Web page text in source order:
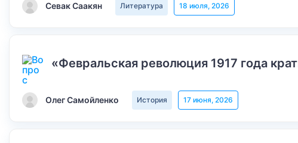
Севак Саакян Литература 18 июля, 2026
«Февральская революция 1917 года
Олег Самойленко История 17 июня, 2026